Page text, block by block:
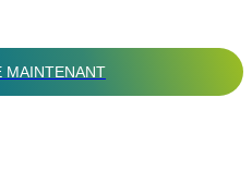
MAINTENANT